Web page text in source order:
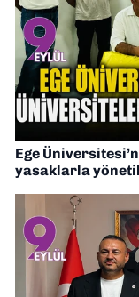
Ege
yasaklarla